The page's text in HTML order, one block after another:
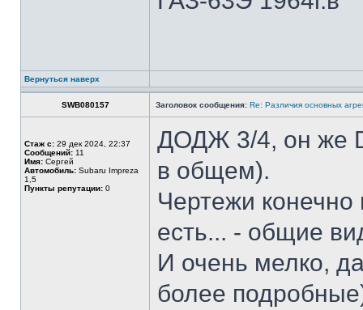
Вернуться наверх
SWB080157 Заголовок сообщения: Re: Различия основных
Стаж с: 29 дек 2024, 22:37
Сообщений: 11
Имя: Сергей
Автомобиль: Subaru Impreza
1,5
Пункты репутации: 0
ДОДЖ 3/4, он же
в общем).
Чертежи конечно
есть... - общие
И очень мелко,
более